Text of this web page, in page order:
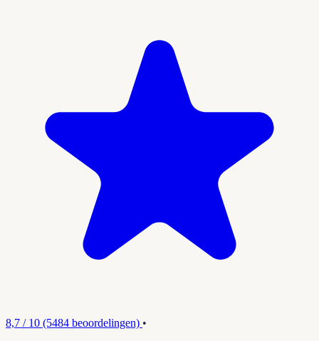
8,7 / 10 (5484 beoordelingen) •